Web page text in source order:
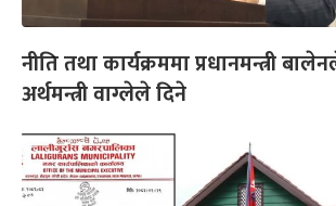
नीति तथा कार्यक्रममा प्रधानमन्त्री
अर्थमन्त्री वाग्लेले दिने